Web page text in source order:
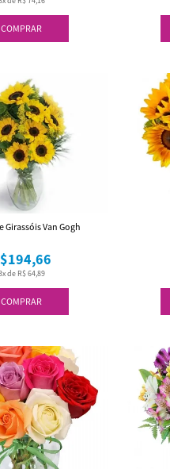
COMPRAR
COMPRAR
de R$ 64,89
Girassóis Van Gogh